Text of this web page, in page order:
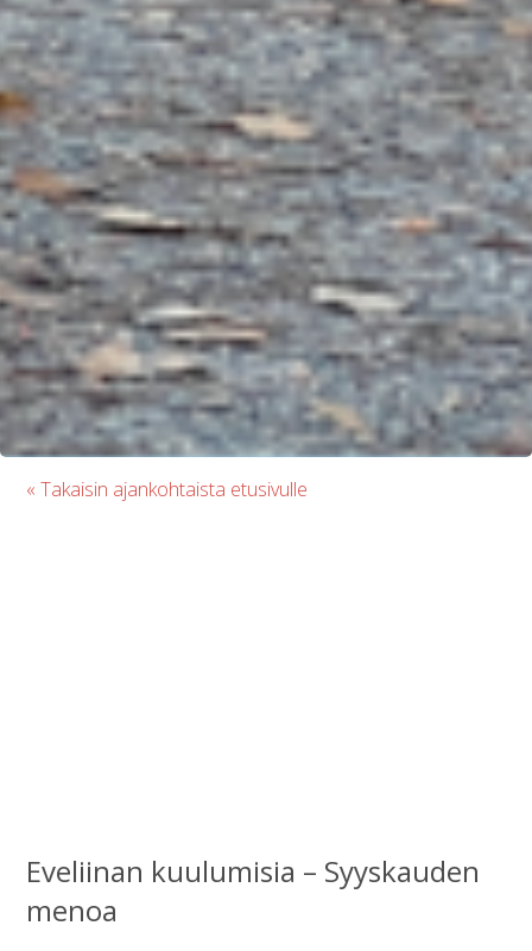
« Takaisin ajankohtaista etusivulle
Eveliinan kuulumisia – Syyskauden
menoa